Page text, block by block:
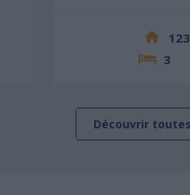
3
Découvrir